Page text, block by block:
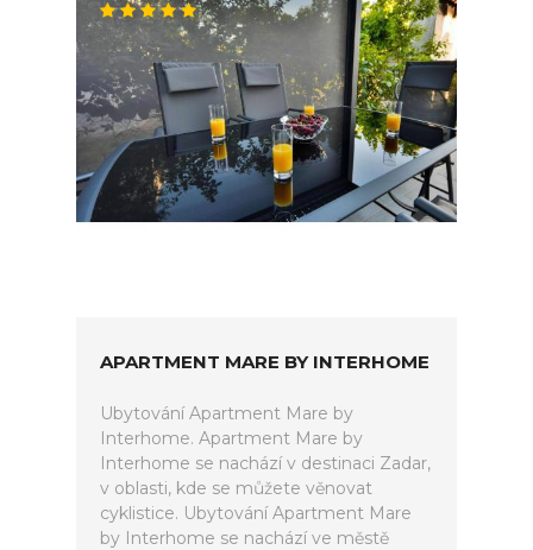
APARTMENT MARE BY INTERHOME
Ubytování Apartment Mare by
Interhome. Apartment Mare by
Interhome se nachází v destinaci Zadar,
v oblasti, kde se můžete věnovat
cyklistice. Ubytování Apartment Mare
by Interhome se nachází ve městě